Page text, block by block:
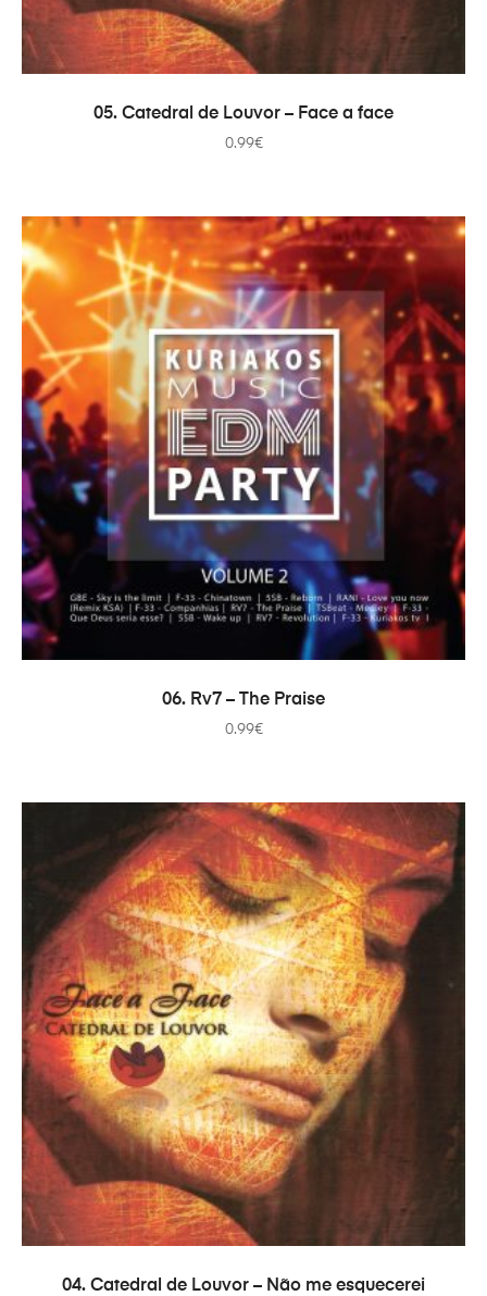
ДОДАТИ В КОШИК
05. Catedral de Louvor – Face a face
0.99€
ДОДАТИ В КОШИК
06. Rv7 – The Praise
0.99€
ДОДАТИ В КОШИК
04. Catedral de Louvor – Não me esquecerei